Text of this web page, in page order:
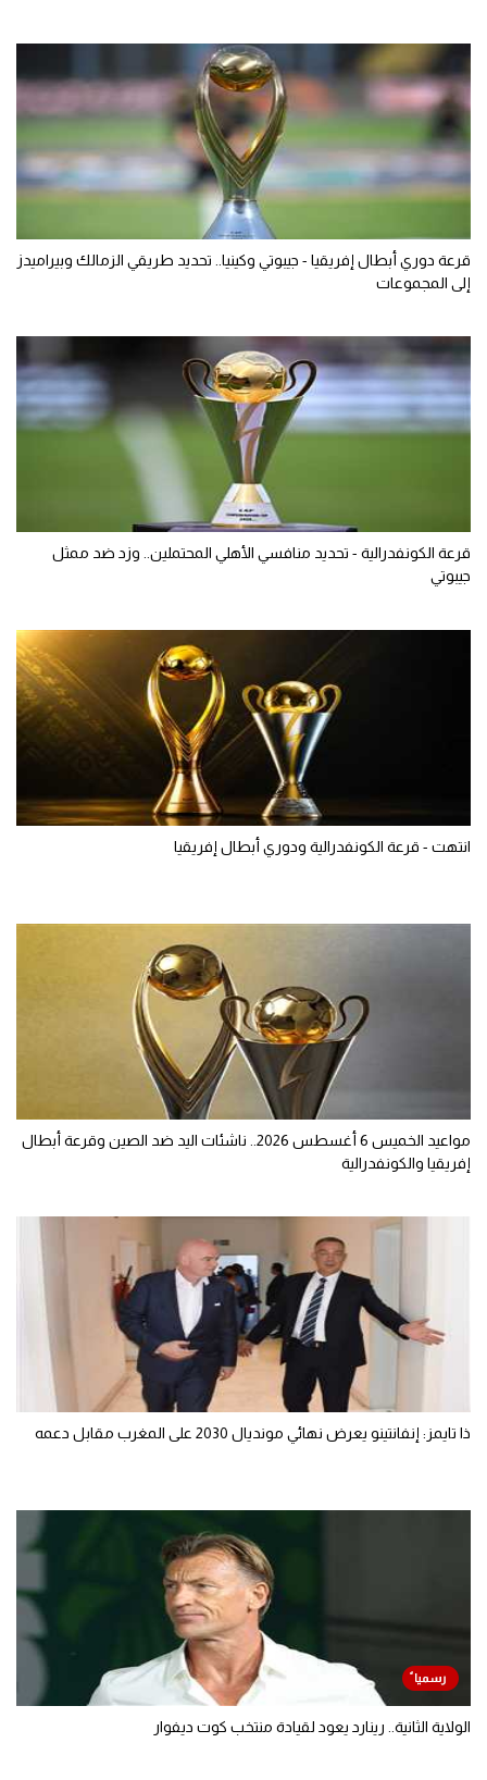
قرعة دوري أبطال إفريقيا - جيبوتي وكينيا.. تحديد طريقي الزمالك وبيراميدز
إلى المجموعات
قرعة الكونفدرالية - تحديد منافسي الأهلي المحتملين.. وزد ضد ممثل
جيبوتي
انتهت - قرعة الكونفدرالية ودوري أبطال إفريقيا
مواعيد الخميس 6 أغسطس 2026.. ناشئات اليد ضد الصين وقرعة أبطال
إفريقيا والكونفدرالية
ذا تايمز: إنفانتينو يعرض نهائي مونديال 2030 على المغرب مقابل دعمه
الولاية الثانية.. رينارد يعود لقيادة منتخب كوت ديفوار